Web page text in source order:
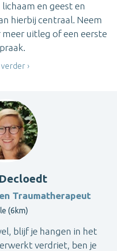
en geest en
hierbij centraal. Neem
uitleg of een eerste
verder
Traumatherapeut
(6km)
blijf je hangen in het
verdriet, ben je